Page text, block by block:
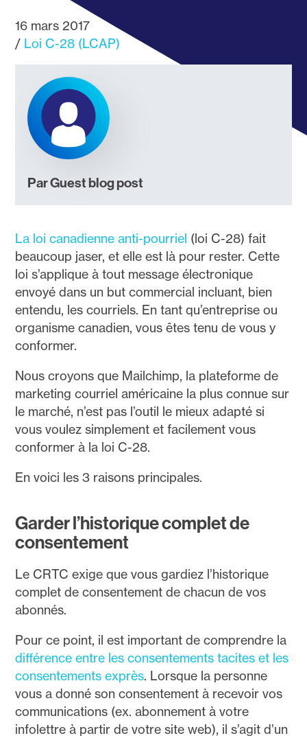
16 mars 2017
Loi C-28 (LCAP)
Par Guest blog post
La loi canadienne anti-pourriel (loi C-28) fait
beaucoup jaser, et elle est là pour rester. Cette
loi s’applique à tout message électronique
envoyé dans un but commercial incluant, bien
entendu, les courriels. En tant qu’entreprise ou
organisme canadien, vous êtes tenu de vous y
conformer.
Nous croyons que Mailchimp, la plateforme de
marketing courriel américaine la plus connue sur
le marché, n’est pas l’outil le mieux adapté si
vous voulez simplement et facilement vous
conformer à la loi C-28.
En voici les 3 raisons principales.
Garder l’historique complet de
consentement
Le CRTC exige que vous gardiez l’historique
complet de consentement de chacun de vos
abonnés.
Pour ce point, il est important de comprendre la
différence entre les consentements tacites et les
consentements exprès. Lorsque la personne
vous a donné son consentement à recevoir vos
communications (ex. abonnement à votre
infolettre à partir de votre site web), il s’agit d’un